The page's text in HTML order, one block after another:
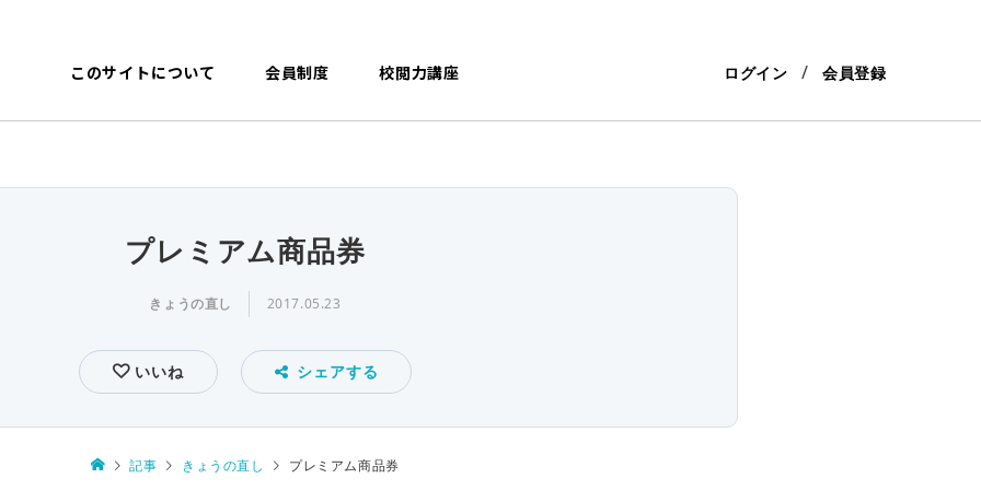
このサイトについて 会員制度 校閲力講座 ログイン 会員登録
プレミアム商品券
きょうの直し 2017.05.23
いいね シェアする
記事 きょうの直し プレミアム商品券